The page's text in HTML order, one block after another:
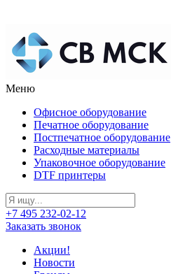
Меню
Офисное оборудование
Печатное оборудование
Постпечатное оборудование
Расходные материалы
Упаковочное оборудование
DTF принтеры
+7 495 232-02-12
Заказать звонок
Акции!
Новости